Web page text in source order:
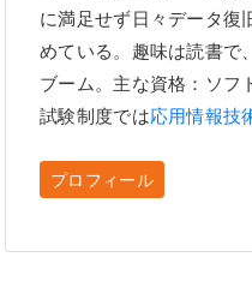
に満足せず日々データ復
めている。趣味は読書で
ブーム。主な資格：ソフ
試験制度では応用情報技
プロフィール